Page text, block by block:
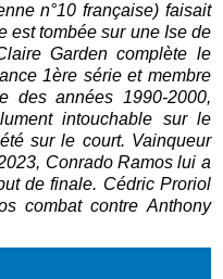
n°10 française) faisait
est tombée sur une Ise de
Garden complète le
1ère série et membre
des années 1990-2000,
intouchable sur le
sur le court. Vainqueur
Conrado Ramos lui a
de finale. Cédric Proriol
combat contre Anthony